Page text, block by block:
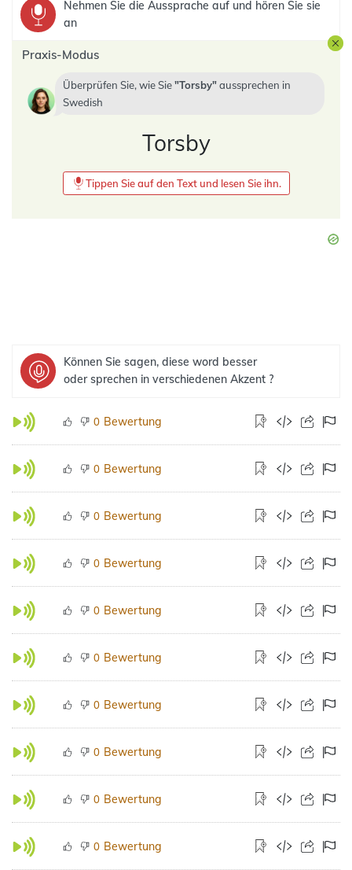
Nehmen Sie die Aussprache auf und hören Sie sie
an
Praxis-Modus
Überprüfen Sie, wie Sie Torsby aussprechen in
Swedish
Torsby
Tippen Sie auf den Text und lesen Sie ihn.
Können Sie sagen, diese word besser
oder sprechen in verschiedenen Akzent ?
0 Bewertung
0 Bewertung
0 Bewertung
0 Bewertung
0 Bewertung
0 Bewertung
0 Bewertung
0 Bewertung
0 Bewertung
0 Bewertung